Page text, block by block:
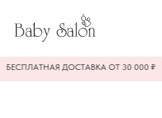
ДОСТАВКА ОТ 30 000 ₽